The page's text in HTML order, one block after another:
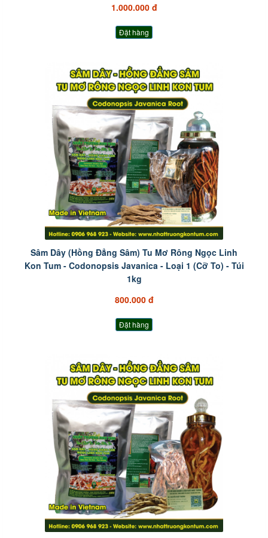
1.000.000 đ
Đặt hàng
Sâm Dây (Hồng Đẳng Sâm) Tu Mơ Rông Ngọc Linh
Kon Tum - Codonopsis Javanica - Loại 1 (Cỡ To) - Túi
1kg
800.000 đ
Đặt hàng